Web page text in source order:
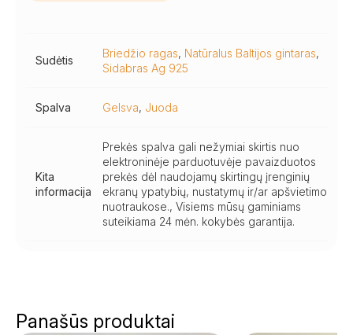
Sudėtis
Briedžio ragas, Natūralus Baltijos gintaras,
Sidabras Ag 925
Spalva Gelsva, Juoda
Kita
informacija
Prekės spalva gali nežymiai skirtis nuo
elektroninėje parduotuvėje pavaizduotos
prekės dėl naudojamų skirtingų įrenginių
ekranų ypatybių, nustatymų ir/ar apšvietimo
nuotraukose., Visiems mūsų gaminiams
suteikiama 24 mėn. kokybės garantija.
Panašūs produktai